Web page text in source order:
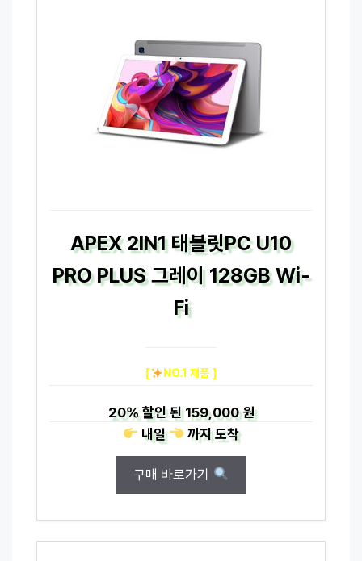
APEX 2IN1 태블릿PC U10
PRO PLUS 그레이 128GB Wi-
Fi
[ NO.1 제품 ]
20%할인 된159,000 원
내일
까지도착
구매 바로가기